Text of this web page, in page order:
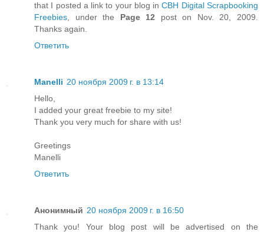
that I posted a link to your blog inCBH Digital Scrapbooking
Freebies , under the Page 12 post on Nov. 20, 2009.
Thanks again.
Ответить
Manelli 20 ноября 2009 г. в 13:14
Hello,
I added your great freebie to my site!
Thank you very much for share with us!
Greetings
Manelli
Ответить
Анонимный 20 ноября 2009 г. в 16:50
Thank you! Your blog post will be advertised on the